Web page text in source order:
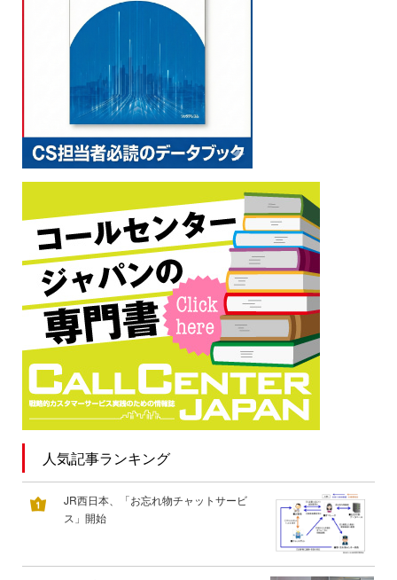
人気記事ランキング
JR西日本、「お忘れ物チャットサービ
ス」開始